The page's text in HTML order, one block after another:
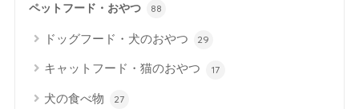
ペットフード・おやつ 88
ドッグフード・犬のおやつ 29
キャットフード・猫のおやつ 17
犬の食べ物 27